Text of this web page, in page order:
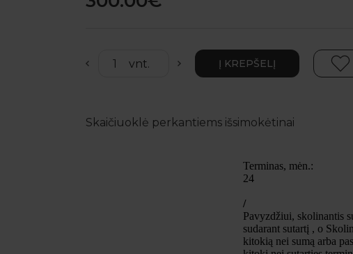
Skaičiuoklė perkantiems išsimokėtinai